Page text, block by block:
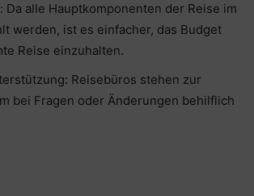
Da alle Hauptkomponenten der Reise im
werden, ist es einfacher, das Budget
Reise einzuhalten.
Reisebüros stehen zur
bei Fragen oder Änderungen behilflich